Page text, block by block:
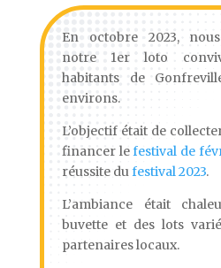
En octobre 2023,
notre 1er loto
habitants de
environs.
L’objectif était de
financer lefestival de
réussite dufestival 2023.
L’ambiance était
buvette et des lots
partenaires locaux.